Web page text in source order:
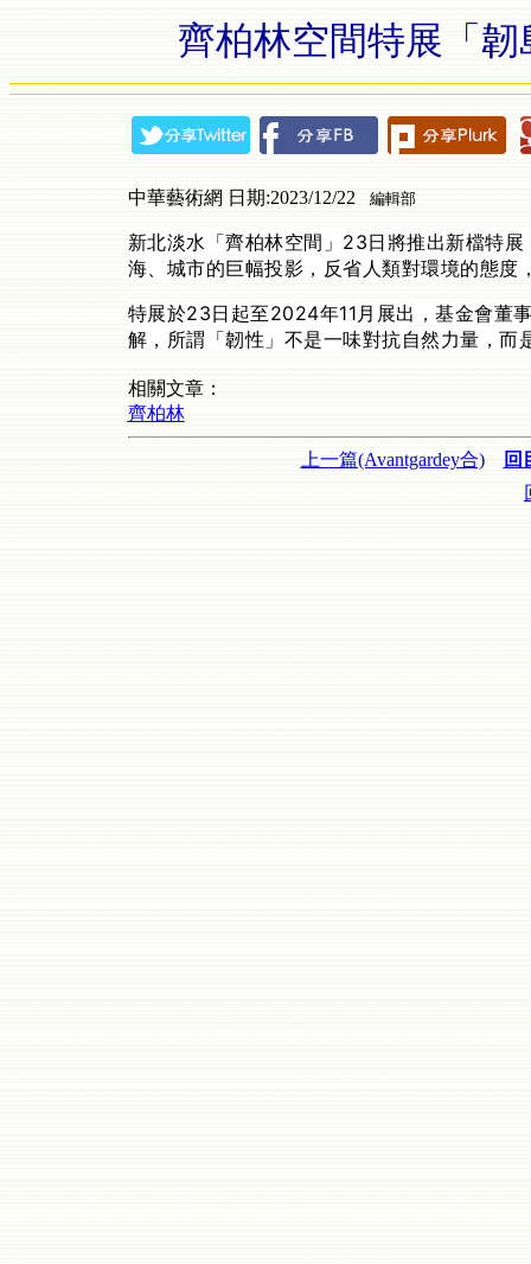
齊柏林空間特展「
中華藝術網 日期:2023/12/22 編輯部
新北淡水「齊柏林空間」23日將推出新檔特
海、城市的巨幅投影，反省人類對環境的態度
特展於23日起至2024年11月展出，基金會董
解，所謂「韌性」不是一味對抗自然力量，而
相關文章：
齊柏林
上一篇(Avantgardey合)
回